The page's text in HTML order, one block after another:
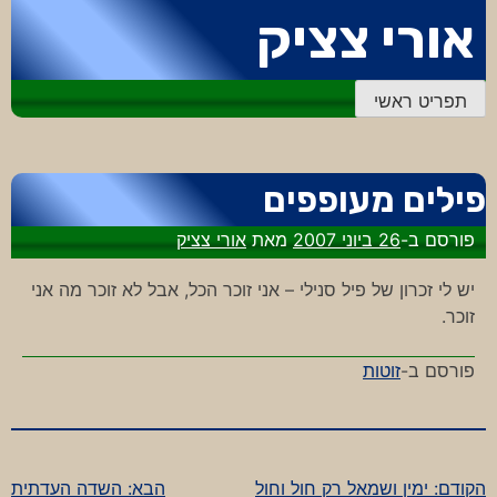
לתוכן
אורי צציק
תפריט ראשי
פילים מעופפים
פורסם ב-26 ביוני 2007 מאתאורי צציק
יש לי זכרון של פיל סנילי – אני זוכר הכל, אבל לא זוכר מה אני
זוכר.
פורסם ב-זוטות
הקודם: ימין ושמאל רק חול וחול הבא: השדה העדתית